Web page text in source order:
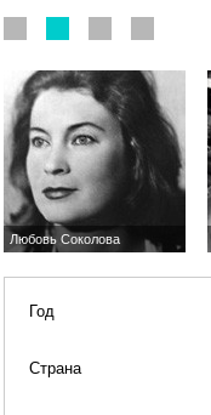
Любовь Соколова
Год
Страна